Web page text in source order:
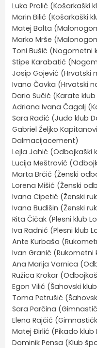
Luka Prolić (Košarkaški
Marin Bilić (Košarkaški
Matej Balta
Marko Mrše
Toni Bušić (Nogometni
Stipe Karabatić
Josip Gojević (Hrvatski
Ivano Čavka (Hrvatski
Dario Sučić (Karate klub
Adriana Ivana Čagalj
Sara Radić (Judo klub
Gabriel Željko
Dalmacijacement)
Lejla Jahić (Odbojkaški
Lucija Meštrović
Marta Brčić (Ženski
Lorena Mišić (Ženski
Ivana Cipetić (Ženski
Ivana Budišin (Ženski
Rita Čičak (Plesni klub
Iva Radnić (Plesni klub
Ante Kurbaša
Ivan Granić (Rukometni
Ana Marija Varnica
Ružica Krokar
Egon Vilić (Šahovski
Toma Petrušić
Sara Parčina
Elena Rajčić
Matej Đirlić (Pikado klub
Dominik Pensa (Klub